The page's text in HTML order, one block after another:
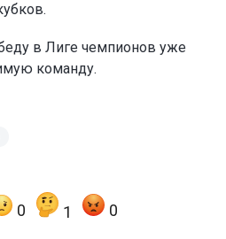
в Лиге чемпионов уже
команду.
0 1 0